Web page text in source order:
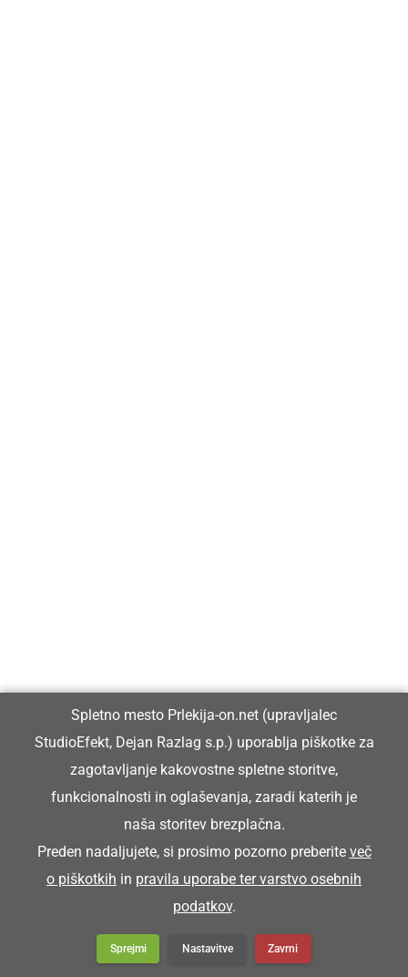
Spletno mesto Prlekija-on.net (upravljalec
StudioEfekt, Dejan Razlag s.p.) uporablja piškotke za
zagotavljanje kakovostne spletne storitve,
funkcionalnosti in oglaševanja, zaradi katerih je
naša storitev brezplačna.
Preden nadaljujete, si prosimo pozorno preberite več
o piškotkih in pravila uporabe ter varstvo osebnih
podatkov.
Sprejmi Nastavitve Zavrni